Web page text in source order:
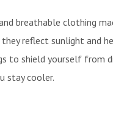
breathable clothing
they reflect sunlight and
to shield yourself from
stay cooler.